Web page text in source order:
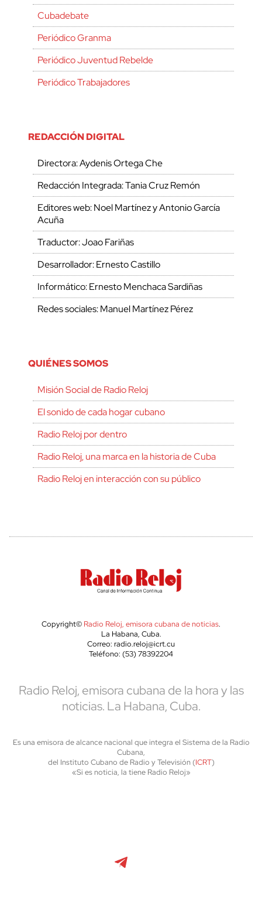
Cubadebate
Periódico Granma
Periódico Juventud Rebelde
Periódico Trabajadores
REDACCIÓN DIGITAL
Directora: Aydenis Ortega Che
Redacción Integrada: Tania Cruz Remón
Editores web: Noel Martínez y Antonio García
Acuña
Traductor: Joao Fariñas
Desarrollador: Ernesto Castillo
Informático: Ernesto Menchaca Sardiñas
Redes sociales: Manuel Martínez Pérez
QUIÉNES SOMOS
Misión Social de Radio Reloj
El sonido de cada hogar cubano
Radio Reloj por dentro
Radio Reloj, una marca en la historia de Cuba
Radio Reloj en interacción con su público
Copyright© Radio Reloj, emisora cubana de noticias.
La Habana, Cuba.
Correo: radio.reloj@icrt.cu
Teléfono: (53) 78392204
Radio Reloj, emisora cubana de la hora y las
noticias. La Habana, Cuba.
Es una emisora de alcance nacional que integra el Sistema de la Radio
Cubana,
del Instituto Cubano de Radio y Televisión (ICRT)
«Si es noticia, la tiene Radio Reloj»